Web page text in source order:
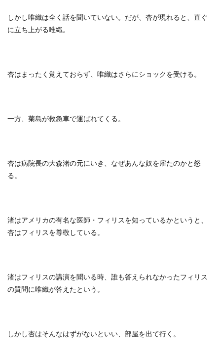
しかし唯織は全く話を聞いていない。だが、杏が現れると、直ぐ
に立ち上がる唯織。
杏はまったく覚えておらず、唯織はさらにショックを受ける。
一方、菊島が救急車で運ばれてくる。
杏は病院長の大森渚の元にいき、なぜあんな奴を雇たのかと怒
る。
渚はアメリカの有名な医師・フィリスを知っているかというと、
杏はフィリスを尊敬している。
渚はフィリスの講演を聞いる時、誰も答えられなかったフィリス
の質問に唯織が答えたという。
しかし杏はそんなはずがないといい、部屋を出て行く。